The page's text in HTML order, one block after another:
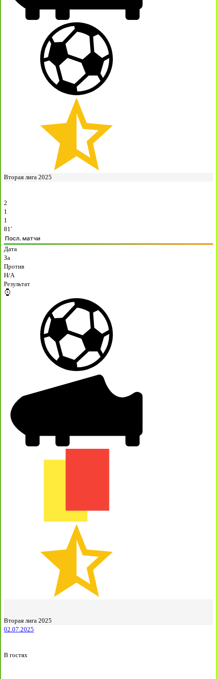
Вторая лига 2025
2
1
1
81′
Посл. матчи
Дата
За
Против
H/A
Результат
Вторая лига 2025
02.07.2025
В гостях